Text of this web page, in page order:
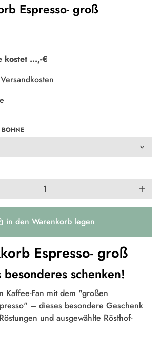
Espresso- groß
kostet ...,-€
Versandkosten
add
in den Warenkorb legen
Espresso- groß
besonderes schenken!
Kaffee-Fan mit dem "großen
" – dieses besondere Geschenk
und ausgewählte Rösthof-